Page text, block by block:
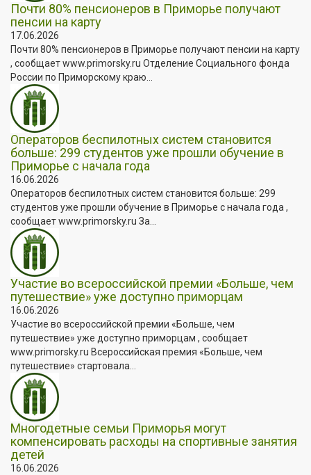
Почти 80% пенсионеров в Приморье получают
пенсии на карту
17.06.2026
Почти 80% пенсионеров в Приморье получают пенсии на карту
, сообщает www.primorsky.ru Отделение Социального фонда
России по Приморскому краю...
Операторов беспилотных систем становится
больше: 299 студентов уже прошли обучение в
Приморье с начала года
16.06.2026
Операторов беспилотных систем становится больше: 299
студентов уже прошли обучение в Приморье с начала года ,
сообщает www.primorsky.ru За...
Участие во всероссийской премии «Больше, чем
путешествие» уже доступно приморцам
16.06.2026
Участие во всероссийской премии «Больше, чем
путешествие» уже доступно приморцам , сообщает
www.primorsky.ru Всероссийская премия «Больше, чем
путешествие» стартовала...
Многодетные семьи Приморья могут
компенсировать расходы на спортивные занятия
детей
16.06.2026